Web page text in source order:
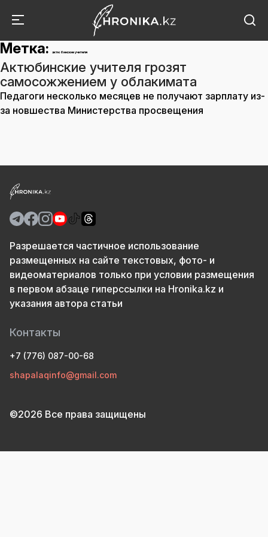
Метка: актюбинские учителя
Актюбинские учителя грозят
самосожжением у облакимата
Педагоги несколько месяцев не получают зарплату из-
за новшества Министерства просвещения
Разрешается частичное использование
размещенных на сайте текстовых, фото- и
видеоматериалов только при условии размещения
в первом абзаце гиперссылки на Hronika.kz и
указания автора статьи
Контакты
+7 (776) 087-00-68
shapalaqinfo@gmail.com
©2026 Все права защищены